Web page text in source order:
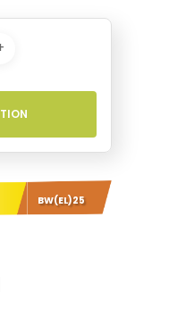
BW(EL)25